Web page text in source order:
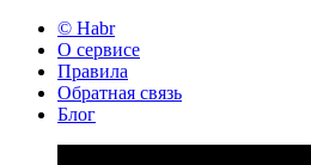
© Habr
О сервисе
Правила
Обратная связь
Блог